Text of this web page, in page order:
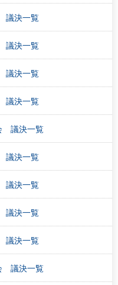
議決一覧
議決一覧
議決一覧
議決一覧
議決一覧
議決一覧
議決一覧
議決一覧
議決一覧
議決一覧